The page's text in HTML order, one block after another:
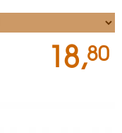
18,80